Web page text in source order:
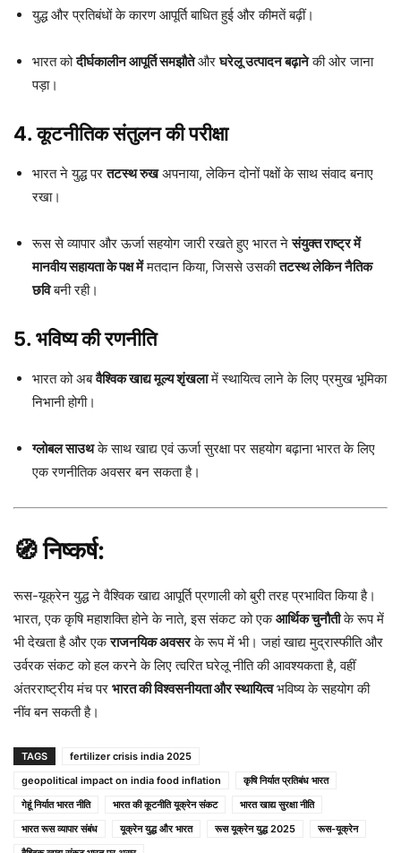
युद्ध और प्रतिबंधों के कारण आपूर्ति बाधित हुई और कीमतें बढ़ीं।
भारत कोदीर्घकालीन आपूर्ति समझौतेऔरघरेलू उत्पादन बढ़ानेकी ओर जाना
पड़ा।
4.कूटनीतिक संतुलन की परीक्षा
भारत ने युद्ध परतटस्थ रुखअपनाया, लेकिन दोनों पक्षों के साथ संवाद बनाए
रखा।
रूस से व्यापार और ऊर्जा सहयोग जारी रखते हुए भारत नेसंयुक्त राष्ट्र में
मानवीय सहायता के पक्ष मेंमतदान किया, जिससे उसकीतटस्थ लेकिन नैतिक
छविबनी रही।
5. भविष्य की रणनीति
भारत को अबवैश्विक खाद्य मूल्य शृंखलामें स्थायित्व लाने के लिए प्रमुख भूमिका
निभानी होगी।
ग्लोबल साउथके साथ खाद्य एवं ऊर्जा सुरक्षा पर सहयोग बढ़ाना भारत के लिए
एक रणनीतिक अवसर बन सकता है।
🧭 निष्कर्ष:
रूस-यूक्रेन युद्ध ने वैश्विक खाद्य आपूर्ति प्रणाली को बुरी तरह प्रभावित किया है।
भारत, एक कृषि महाशक्ति होने के नाते, इस संकट को एकआर्थिक चुनौतीके रूप में
भी देखता है और एकराजनयिक अवसरके रूप में भी। जहां खाद्य मुद्रास्फीति और
उर्वरक संकट को हल करने के लिए त्वरित घरेलू नीति की आवश्यकता है, वहीं
अंतरराष्ट्रीय मंच पर भारत की विश्वसनीयता और स्थायित्वभविष्य के सहयोग की
नींव बन सकती है।
TAGS
fertilizer crisis india 2025
geopolitical impact on india food inflation
कृषि निर्यात प्रतिबंध भारत
गेहूं निर्यात भारत नीति
भारत की कूटनीति यूक्रेन संकट
भारत खाद्य सुरक्षा नीति
भारत रूस व्यापार संबंध
यूक्रेन युद्ध और भारत रूस यूक्रेन युद्ध 2025
रूस-यूक्रेन